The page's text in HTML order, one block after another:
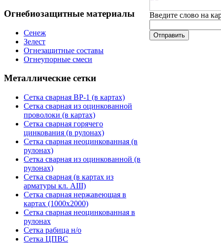
Огнебиозащитные материалы
Сенеж
Зелест
Огнезащитные составы
Огнеупорные смеси
Металлические сетки
Сетка сварная ВР-1 (в картах)
Сетка сварная из оцинкованной
проволоки (в картах)
Сетка сварная горячего
цинкования (в рулонах)
Сетка сварная неоцинкованная (в
рулонах)
Сетка сварная из оцинкованной (в
рулонах)
Сетка сварная (в картах из
арматуры кл. АIII)
Сетка сварная нержавеющая в
картах (1000х2000)
Сетка сварная неоцинкованная в
рулонах
Сетка рабица н/о
Сетка ЦПВС
Введите слово на